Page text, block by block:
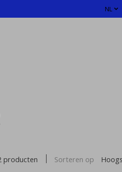
NL
producten Sorteren op